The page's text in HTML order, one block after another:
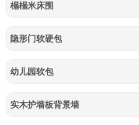
榻榻米床围
隐形门软硬包
幼儿园软包
实木护墙板背景墙